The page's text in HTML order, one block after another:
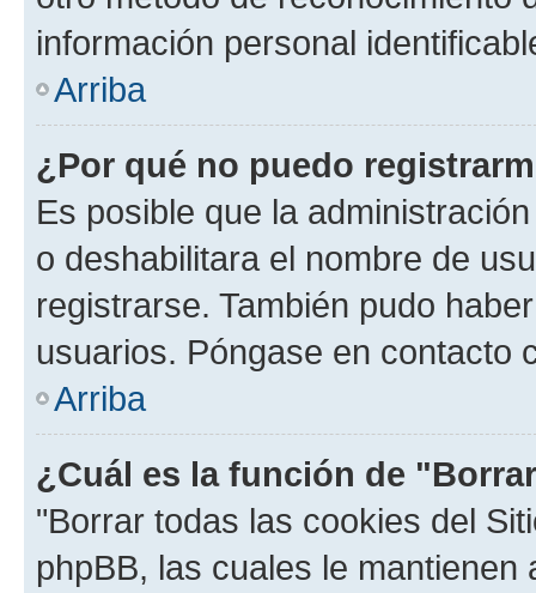
información personal
Arriba
¿Por qué no puedo
Es posible que la
o deshabilitara el nombre de
registrarse. También pudo
usuarios. Póngase en contacto
Arriba
¿Cuál es la función de
"Borrar todas las cookies del
phpBB, las cuales le